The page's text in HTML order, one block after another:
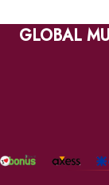
GLOBAL